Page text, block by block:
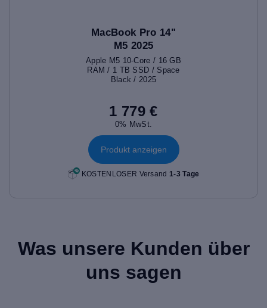
MacBook Pro 14"
M5 2025
Apple M5 10-Core / 16 GB
RAM / 1 TB SSD / Space
Black / 2025
1 779 €
0% MwSt.
Produkt anzeigen
KOSTENLOSER Versand1-3 Tage
Was unsere Kunden über
uns sagen